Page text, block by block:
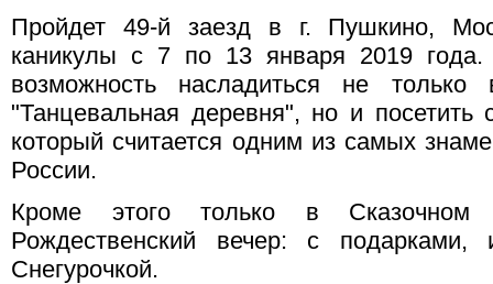
Пройдет 49-й заезд в г. Пушкино,
каникулы с 7 по 13 января 2019 года.
возможность насладиться не только
"Танцевальная деревня", но и
который считается одним из самых
России.
Кроме этого только в
Рождественский вечер: с
Снегурочкой.